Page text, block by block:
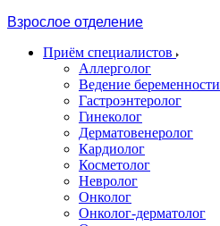
Взрослое отделение
Приём специалистов
Аллерголог
Ведение беременности
Гастроэнтеролог
Гинеколог
Дерматовенеролог
Кардиолог
Косметолог
Невролог
Онколог
Онколог-дерматолог